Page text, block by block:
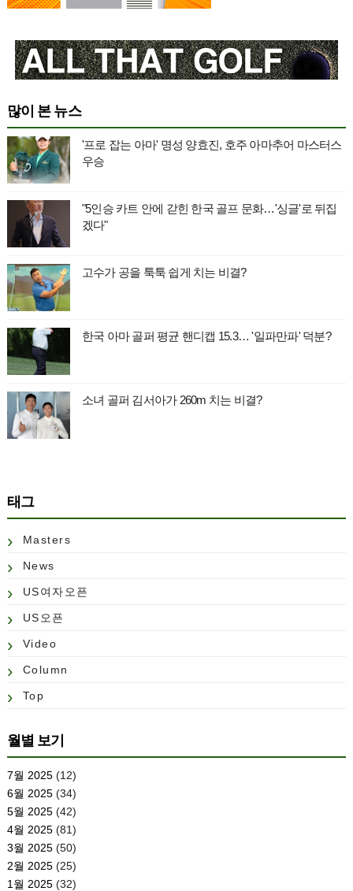
많이 본 뉴스
'프로 잡는 아마' 명성 양효진, 호주 아마추어 마스터스
우승
"5인승 카트 안에 갇힌 한국 골프 문화…'싱글'로 뒤집
겠다"
고수가 공을 툭툭 쉽게 치는 비결?
한국 아마 골퍼 평균 핸디캡 15.3… '일파만파' 덕분?
소녀 골퍼 김서아가 260m 치는 비결?
태그
Masters
News
US여자오픈
US오픈
Video
Column
Top
월별 보기
7월 2025(12)
6월 2025(34)
5월 2025(42)
4월 2025(81)
3월 2025(50)
2월 2025(25)
1월 2025(32)